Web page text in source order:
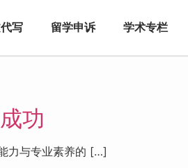
写 留学申诉 学术专栏
功
力与专业素养的 […]